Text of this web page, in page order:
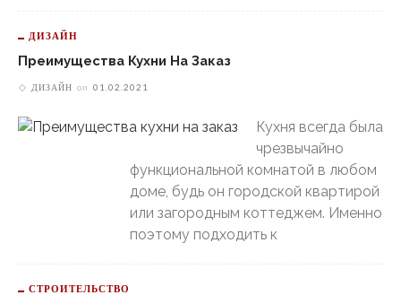
ДИЗАЙН
Преимущества Кухни На Заказ
ДИЗАЙН on 01.02.2021
Кухня всегда была
чрезвычайно
функциональной комнатой в любом
доме, будь он городской квартирой
или загородным коттеджем. Именно
поэтому подходить к
СТРОИТЕЛЬСТВО